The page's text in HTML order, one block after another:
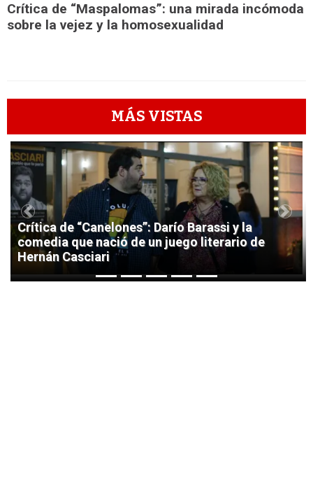
Crítica de “Maspalomas”: una mirada incómoda
sobre la vejez y la homosexualidad
MÁS VISTAS
1
Crítica de “Canelones”: Darío Barassi y la
comedia que nació de un juego literario de
Hernán Casciari
Previous Next